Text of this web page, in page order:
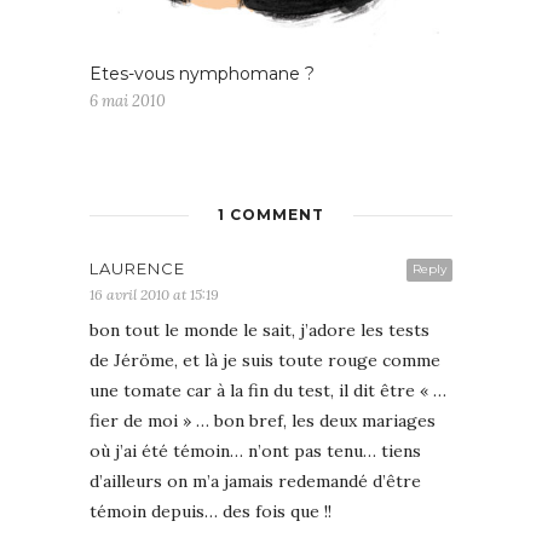
Etes-vous nymphomane ?
6 mai 2010
1 COMMENT
Reply
LAURENCE
16 avril 2010 at 15:19
bon tout le monde le sait, j’adore les tests
de Jéröme, et là je suis toute rouge comme
une tomate car à la fin du test, il dit être « …
fier de moi » … bon bref, les deux mariages
où j’ai été témoin… n’ont pas tenu… tiens
d’ailleurs on m’a jamais redemandé d’être
témoin depuis… des fois que !!